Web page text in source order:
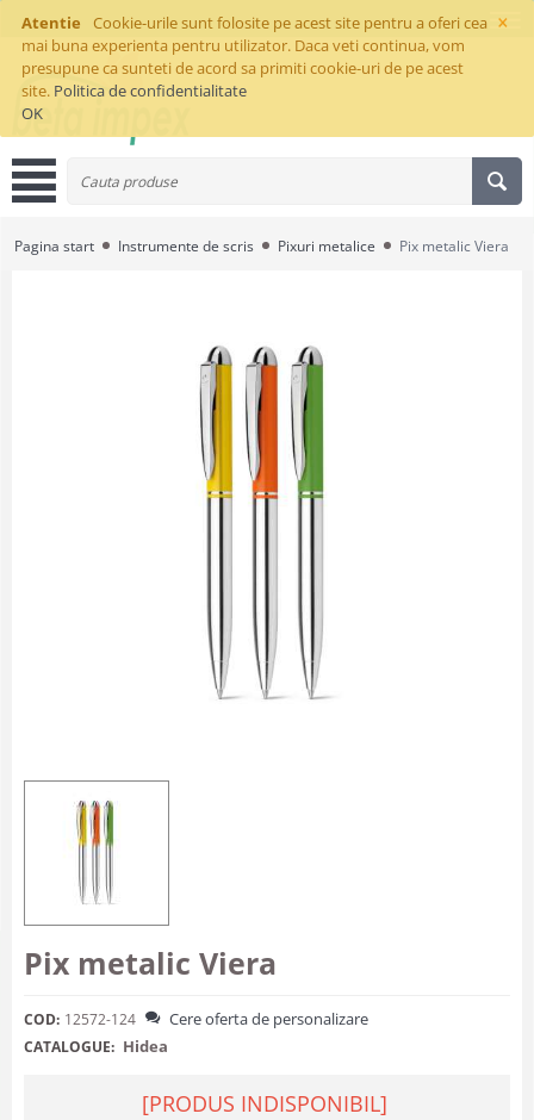
×
Atentie
Cookie-urile sunt folosite pe acest site pentru a oferi cea
mai buna experienta pentru utilizator. Daca veti continua, vom
presupune ca sunteti de acord sa primiti cookie-uri de pe acest
site. Politica de confidentialitate
OK
Pagina start Instrumente de scris Pixuri metalice Pix metalic Viera
Pix metalic Viera
COD: 12572-124 Cere oferta de personalizare
CATALOGUE: Hidea
[PRODUS INDISPONIBIL]